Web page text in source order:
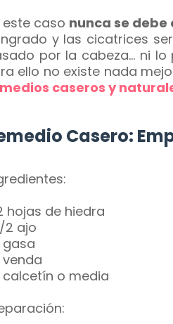
este caso nunca se
y las cicatrices
por la cabeza... ni
ello no existe nada
caseros y
Casero:
hojas de hiedra
2 ajo
gasa
venda
calcetín o media